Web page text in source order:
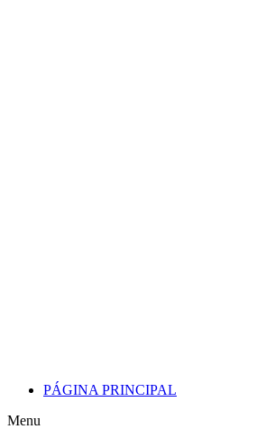
PÁGINA PRINCIPAL
Menu